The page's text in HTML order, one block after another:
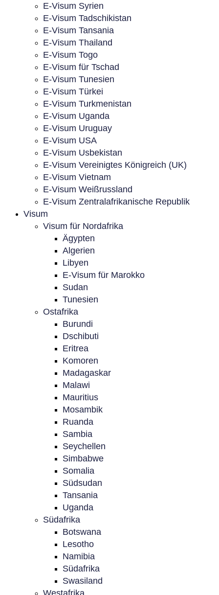
E-Visum Syrien
E-Visum Tadschikistan
E-Visum Tansania
E-Visum Thailand
E-Visum Togo
E-Visum für Tschad
E-Visum Tunesien
E-Visum Türkei
E-Visum Turkmenistan
E-Visum Uganda
E-Visum Uruguay
E-Visum USA
E-Visum Usbekistan
E-Visum Vereinigtes Königreich (UK)
E-Visum Vietnam
E-Visum Weißrussland
E-Visum Zentralafrikanische Republik
Visum
Visum für Nordafrika
Ägypten
Algerien
Libyen
E-Visum für Marokko
Sudan
Tunesien
Ostafrika
Burundi
Dschibuti
Eritrea
Komoren
Madagaskar
Malawi
Mauritius
Mosambik
Ruanda
Sambia
Seychellen
Simbabwe
Somalia
Südsudan
Tansania
Uganda
Südafrika
Botswana
Lesotho
Namibia
Südafrika
Swasiland